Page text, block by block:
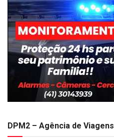
DPM2 – Agência de Viagens